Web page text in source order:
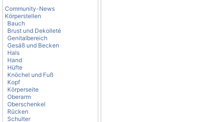
Community-News
Körperstellen
Bauch
Brust und Dekolleté
Genitalbereich
Gesäß und Becken
Hals
Hand
Hüfte
Knöchel und Fuß
Kopf
Körperseite
Oberarm
Oberschenkel
Rücken
Schulter